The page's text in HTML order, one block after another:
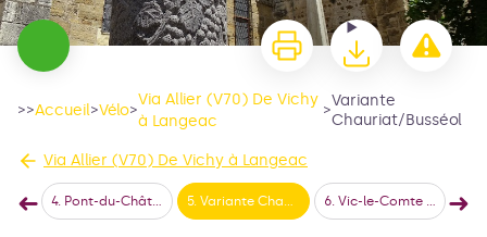
>>Accueil>Vélo>
Via Allier (V70) De Vichy
à Langeac
>
Variante
Chauriat/Busséol
Via Allier (V70) De Vichy à Langeac
➜Étape précédente
4. Pont-du-Château à Vic-le-Comte 5.Variante Chauriat/Busséol 6. Vic-le-Comte à Issoire 7.
➜